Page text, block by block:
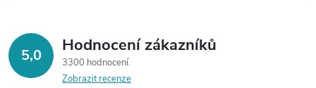
5,0 Hodnocení zákazníků
3300 hodnocení
Zobrazit recenze